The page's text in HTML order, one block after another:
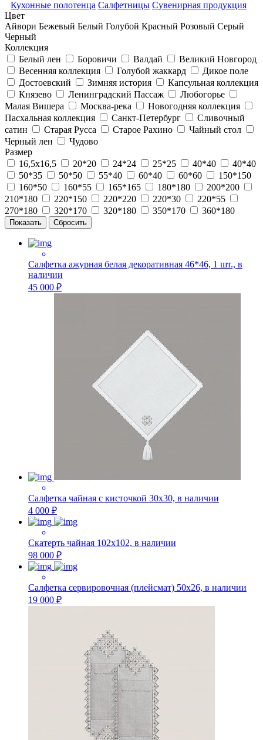
Кухонные полотенца Салфетницы Сувенирная продукция
Цвет
Айвори Бежевый Белый Голубой Красный Розовый Серый
Черный
Коллекция
Белый лен
Боровичи Валдай
Великий Новгород
Весенняя коллекция
Голубой жаккард
Дикое поле
Достоевский
Зимняя история
Капсульная коллекция
Князево
Ленинградский Пассаж
Любогорье
Малая Вишера
Москва-река
Новогодняя коллекция
Пасхальная коллекция
Санкт-Петербург
Сливочный
сатин
Старая Русса Старое Рахино
Чайный стол
Черный лен
Чудово
Размер
16,5х16,5
20*20 24*24 25*25 40*40
40*40
50*35
50*50 55*40 60*40 60*60
150*150
160*50
160*55 165*165 180*180
200*200
210*180
220*150 220*220 220*30
220*55
270*180
320*170 320*180 350*170 360*180
Салфетка ажурная белая декоративная 46*46, 1 шт., в
наличии
45 000 ₽
Салфетка чайная с кисточкой 30х30, в наличии
4 000 ₽
Скатерть чайная 102х102, в наличии
98 000 ₽
Салфетка сервировочная (плейсмат) 50х26, в наличии
19 000 ₽